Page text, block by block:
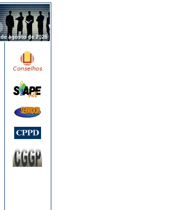
agosto de 2026.